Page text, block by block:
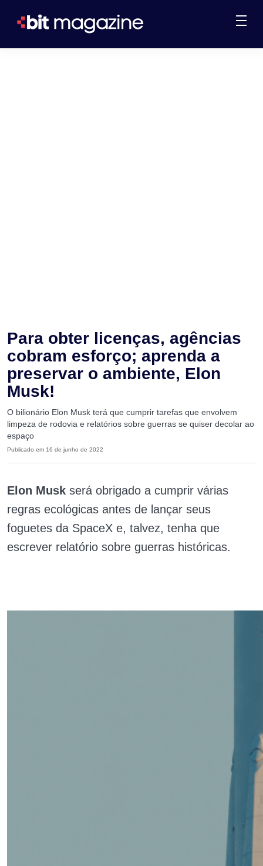
Para obter licenças, agências
cobram esforço; aprenda a
preservar o ambiente, Elon
Musk!
O bilionário Elon Musk terá que cumprir tarefas que envolvem
limpeza de rodovia e relatórios sobre guerras se quiser decolar ao
espaço
Publicado em 16 de junho de 2022
Elon Musk será obrigado a cumprir várias
regras ecológicas antes de lançar seus
foguetes da SpaceX e, talvez, tenha que
escrever relatório sobre guerras históricas.